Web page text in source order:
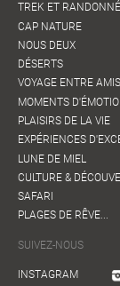
Le temps en
:
TREK ET
CAP NATURE
NOUS DEUX
DÉSERTS
VOYAGE ENTRE AMIS
MOMENTS
PLAISIRS DE LA VIE
EXPÉRIENCES
LUNE DE MIEL
CULTURE &
SAFARI
PLAGES DE RÊVE...
SUIVEZ-NOUS
INSTAGRAM